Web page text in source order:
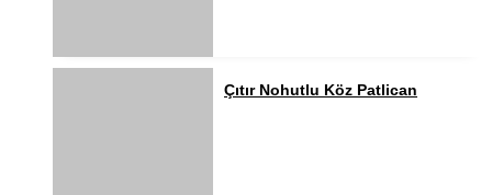
Çıtır Nohutlu Köz Patlican